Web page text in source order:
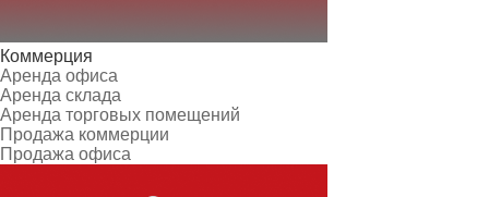
Коммерция
Аренда офиса
Аренда склада
Аренда торговых помещений
Продажа коммерции
Продажа офиса